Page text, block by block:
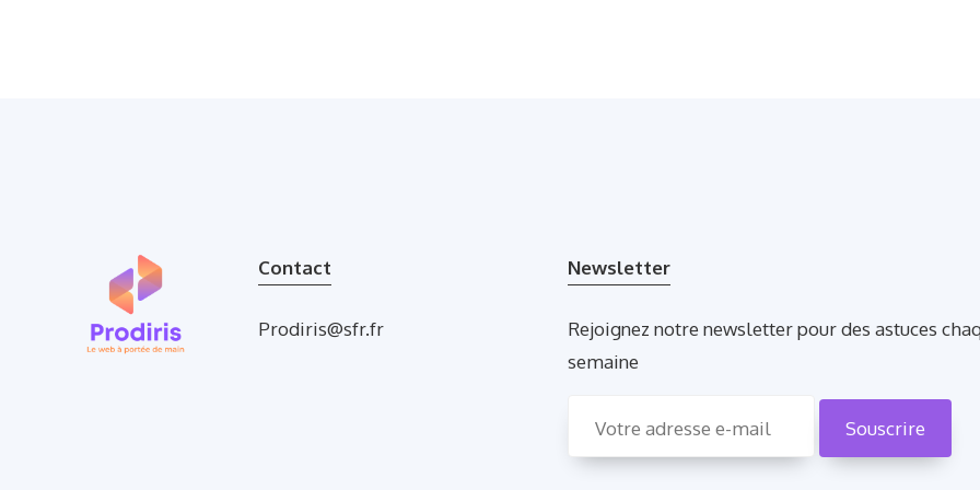
Contact
Prodiris@sfr.fr
Newsletter
Rejoignez notre newsletter pour des astuces
semaine